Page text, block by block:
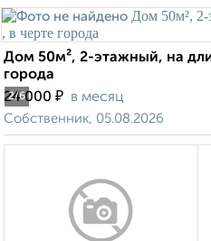
2/6
Дом 50м², 2-этажный, на
города
24 000 ₽ в месяц
Собственник, 05.08.2026